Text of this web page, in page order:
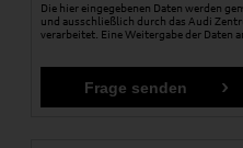
Die hier eingegebenen Daten werden
und ausschließlich durch das Audi
verarbeitet. Eine Weitergabe der Daten